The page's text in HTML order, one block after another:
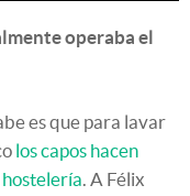
operaba el
es que para lavar
los capos hacen
. A Félix